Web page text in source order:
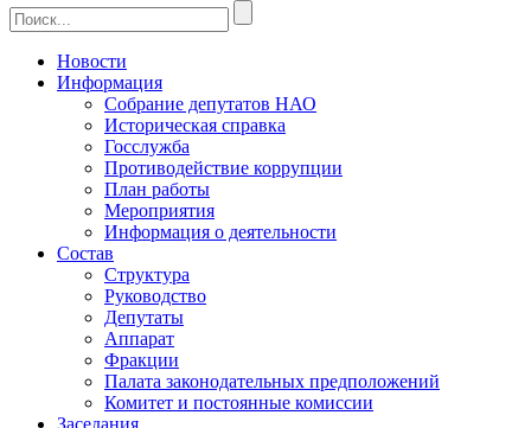
Новости
Информация
Собрание депутатов НАО
Историческая справка
Госслужба
Противодействие коррупции
План работы
Мероприятия
Информация о деятельности
Состав
Структура
Руководство
Депутаты
Аппарат
Фракции
Палата законодательных предположений
Комитет и постоянные комиссии
Заседания